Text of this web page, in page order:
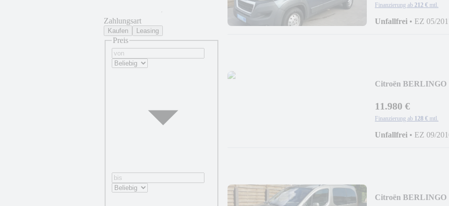
Zahlungsart
Kaufen Leasing
Preis
Finanzierung ab 212 € mtl.
Unfallfrei • EZ 05/
Citroën BERLINGO
11.980 €
Finanzierung ab 128 € mtl.
Unfallfrei • EZ 09/
Citroën BERLINGO